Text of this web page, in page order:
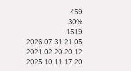
459
30%
1519
2026.07.31 21:05
2021.02.20 20:12
2025.10.11 17:20